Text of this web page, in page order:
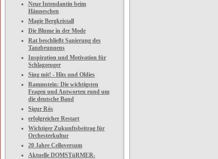
Neue Intendantin beim
Hänneschen
Magie Bergkristall
Die Blume in der Mode
Rat beschließt Sanierung des
Tanzbrunnens
Inspiration und Motivation für
Schlagzeuger
Sing mit! - Hits und Oldies
Rammstein: Die wichtigsten
Fragen und Antworten rund um
die deutsche Band
Sigur Rós
erfolgreicher Restart
Wichtiger Zukunftsbeitrag für
Orchesterkultur
20 Jahre Celloversum
Aktuelle DOMSTüRMER-